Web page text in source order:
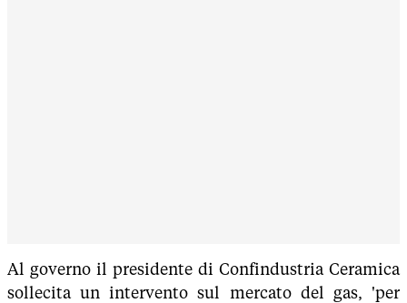
Al governo il presidente di Confindustria Ceramica
sollecita un intervento sul mercato del gas, 'per